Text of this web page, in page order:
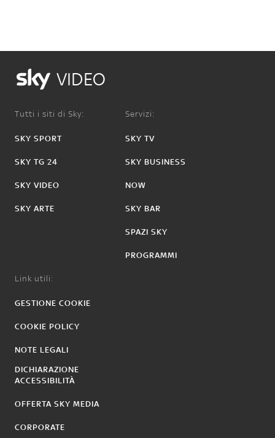
VIDEO
Tutti i siti di Sky:
SKY SPORT
SKY TG 24
SKY VIDEO
SKY ARTE
Servizi:
SKY TV
SKY BUSINESS
NOW
SKY BAR
SPAZI SKY
PROGRAMMI
Link utili:
GESTIONE COOKIE
COOKIE POLICY
NOTE LEGALI
DICHIARAZIONE
ACCESSIBILITÀ
OFFERTA SKY MEDIA
CORPORATE